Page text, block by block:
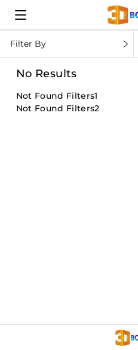
Filter By
No Results
Not Found Filters1
Not Found Filters2